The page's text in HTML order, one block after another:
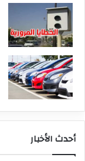
أحدث الأخبار